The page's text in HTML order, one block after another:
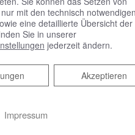
mit den technisch notwendigen
eine detaillierte Übersicht der
Sie in unserer
jederzeit ändern.
Akzeptieren
Impressum